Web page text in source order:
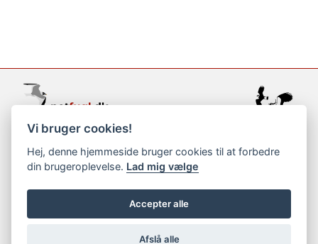
support@netfugl.dk
copyright © 2002-2023
Vi bruger cookies!
Hej, denne hjemmeside bruger cookies til at forbedre
din brugeroplevelse. Lad mig vælge
Accepter alle
Afslå alle